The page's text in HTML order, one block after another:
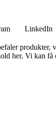
LinkedIn
produkter,
her. Vi kan få